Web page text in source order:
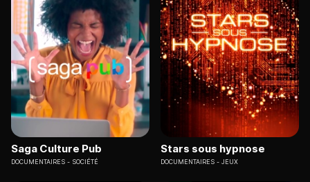
Saga Culture Pub
DOCUMENTAIRES SOCIÉTÉ
Stars sous hypnose
DOCUMENTAIRES JEUX